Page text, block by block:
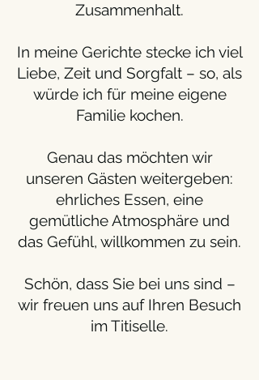
Zusammenhalt.
In meine Gerichte stecke ich viel
Liebe, Zeit und Sorgfalt – so, als
würde ich für meine eigene
Familie kochen.
Genau das möchten wir
unseren Gästen weitergeben:
ehrliches Essen, eine
gemütliche Atmosphäre und
das Gefühl, willkommen zu sein.
Schön, dass Sie bei uns sind –
wir freuen uns auf Ihren Besuch
im Titiselle.